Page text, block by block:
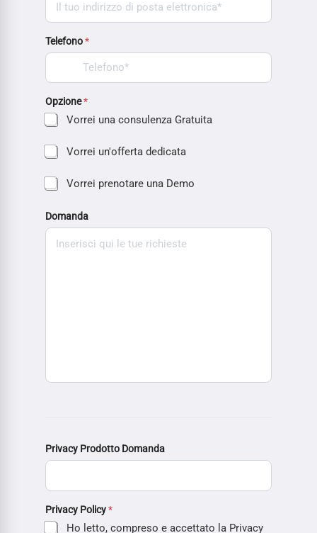
Telefono*
Opzione*
Vorrei una consulenza Gratuita
Vorrei un'offerta dedicata
Vorrei prenotare una Demo
Domanda
Privacy Prodotto Domanda
Privacy Policy*
Ho letto, compreso e accettato la Privacy